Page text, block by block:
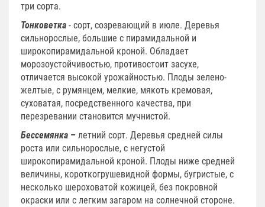
три сорта.
Тонковетка - сорт, созревающий в июле. Деревья
сильнорослые, большие с пирамидальной и
широкопирамидальной кроной. Обладает
морозоустойчивостью, противостоит засухе,
отличается высокой урожайностью. Плоды зелено-
желтые, с румянцем, мелкие, мякоть кремовая,
суховатая, посредственного качества, при
перезревании становится мучнистой.
Бессемянка – летний сорт. Деревья средней силы
роста или сильнорослые, с негустой
широкопирамидальной кроной. Плоды ниже средней
величины, короткогрушевидной формы, бугристые, с
несколько шероховатой кожицей, без покровной
окраски или с легким загаром на солнечной стороне.